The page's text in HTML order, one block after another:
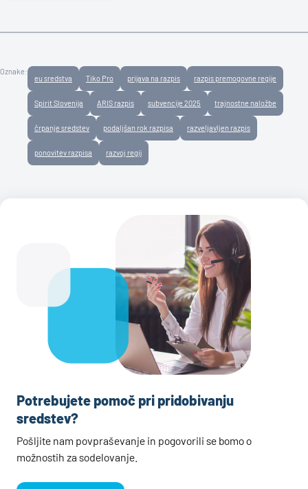
Oznake:
eu sredstva Tiko Pro prijava na razpis razpis premogovne regije
Spirit Slovenija ARIS razpis subvencije 2025 trajnostne naložbe
črpanje sredstev podaljšan rok razpisa razveljavljen razpis
ponovitev razpisa razvoj regij
Potrebujete pomoč pri pridobivanju
sredstev?
Pošljite nam povpraševanje in pogovorili se bomo o
možnostih za sodelovanje.